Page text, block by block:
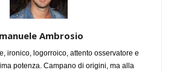
Ambrosio
ironico, logorroico, attento osservatore e
potenza. Campano di origini, ma alla